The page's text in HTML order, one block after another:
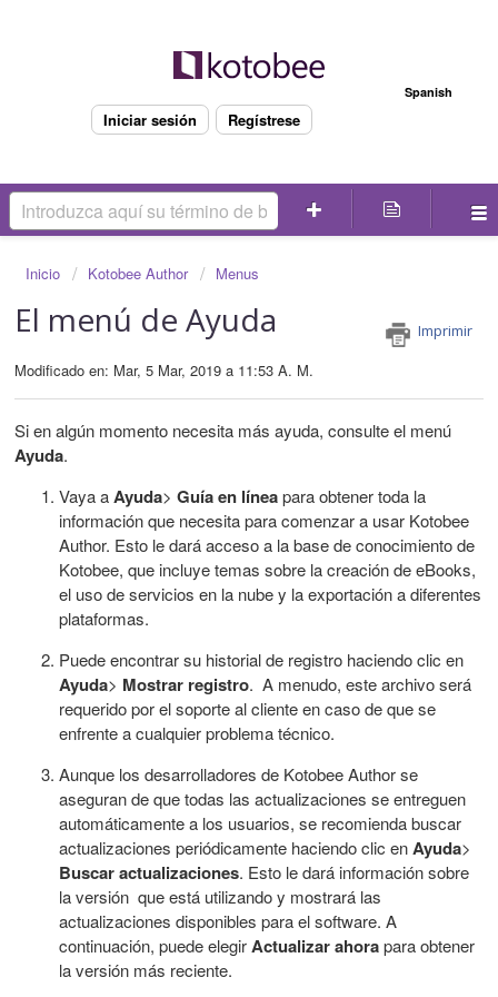
Spanish
Iniciar sesión Regístrese
Inicio Kotobee Author Menus
El menú de Ayuda Imprimir
Modificado en: Mar, 5 Mar, 2019 a 11:53 A. M.
Si en algún momento necesita más ayuda, consulte el menú
Ayuda.
Vaya aAyuda> Guía en líneapara obtener toda la
información que necesita para comenzar a usar Kotobee
Author. Esto le dará acceso a la base de conocimiento de
Kotobee, que incluye temas sobre la creación de eBooks,
el uso de servicios en la nube y la exportación a diferentes
plataformas.
Puede encontrar su historial de registro haciendo clic en
Ayuda> Mostrar registro. A menudo, este archivo será
requerido por el soporte al cliente en caso de que se
enfrente a cualquier problema técnico.
Aunque los desarrolladores de Kotobee Author se
aseguran de que todas las actualizaciones se entreguen
automáticamente a los usuarios, se recomienda buscar
actualizaciones periódicamente haciendo clic enAyuda>
Buscaractualizaciones. Esto le dará información sobre
la versión que está utilizando y mostrará las
actualizaciones disponibles para el software. A
continuación, puede elegirActualizar ahorapara obtener
la versión más reciente.